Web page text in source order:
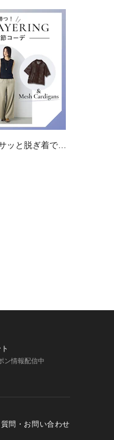
ッと脱ぎ着でき
ン情報配信中
問・お問い合わせ